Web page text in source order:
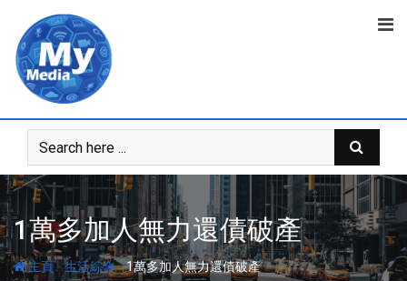
1萬多加人無力還債破產
主頁-生活綜合-1萬多加人無力還債破產